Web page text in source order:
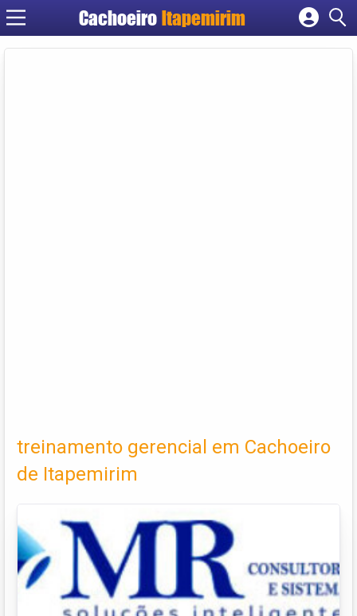
Cachoeiro Itapemirim
Cadastrar empresa
treinamento gerencial em Cachoeiro
de Itapemirim